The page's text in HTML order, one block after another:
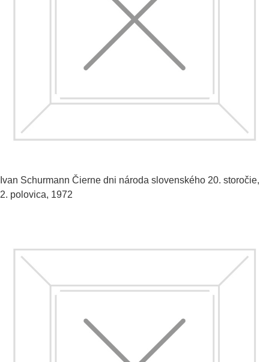
Ivan Schurmann Čierne dni národa slovenského 20. storočie,
2. polovica, 1972